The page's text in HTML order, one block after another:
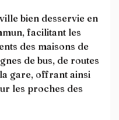
bien desservie en
facilitant les
des maisons de
de bus, de routes
gare, offrant ainsi
les proches des